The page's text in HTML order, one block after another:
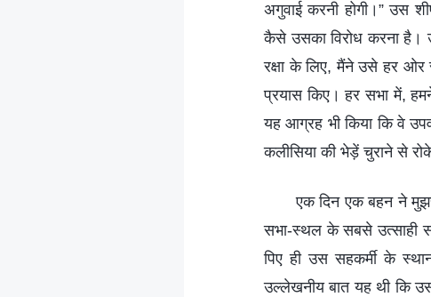
अगुवाई करनी होगी।” उस
कैसे उसका विरोध करना है।
रक्षा के लिए, मैंने उसे हर ओर
प्रयास किए। हर सभा में,
यह आग्रह भी किया कि वे
कलीसिया की भेड़ें चुराने से
एक दिन एक बहन ने
सभा-स्थल के सबसे उत्साही
पिए ही उस सहकर्मी के
उल्लेखनीय बात यह थी कि